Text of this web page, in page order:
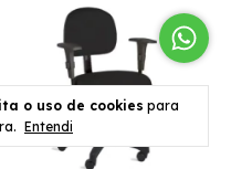
o uso de cookies para
Entendi